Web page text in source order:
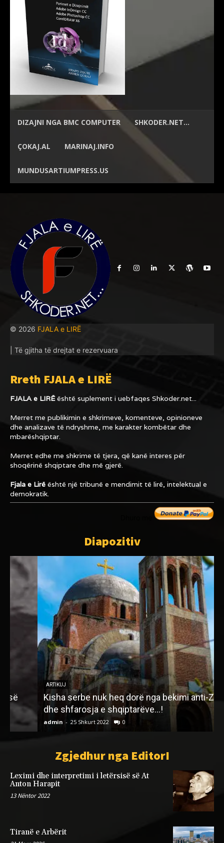
DIZAJNI NGA BMC COMPUTER SHKODER.NET…
ÇOKAJ.AL MARINAJ.INFO
MUNDUSARTIUMPRESS.US
© 2026 FJALA e LIRË
| Të gjitha të drejtat e rezervuara
Rreth FJALA e LIRË
FJALA e LIRËështë suplement i uebfaqes Shkoder.net...
Merret me publikimin e shkrimeve, komenteve, opinioneve
dhe analizave të ndryshme, me karakter kombëtar dhe
mbarëshqiptar.
Merret edhe me shkrime të tjera, që kanë interes për
shoqërinë shqiptare dhe më gjerë.
Fjala e Lirë është një tribunë e mendimit të lirë, intelektual e
demokratik.
Diapozitiv
Kisha serbe nuk heq dorë nga bekimi anti-Zot
dhe shfarosja e shqiptarëve…!
admin 25 Shkurt 2022 0
Zgjedhur nga EditorI
Leximi dhe interpretimi i letërsisë së At
Anton Harapit
13 Nëntor 2022
Tiranë e Arbërit